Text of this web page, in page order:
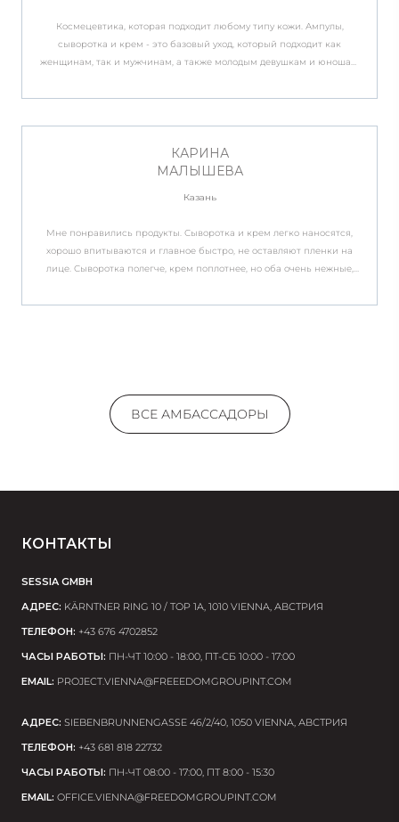
Космецевтика, которая подходит любому типу кожи. Ампулы,
сыворотка и крем - это базовый уход, который подходит как
женщинам, так и мужчинам, а также молодым девушкам и юношам.
кожи, а также на активное увлажнение и питание. Особенно это
нуждается в постоянной защите. Все средства имеют комфортную
текстуру и хорошо впитываются, не оставляя липкого слоя.
реактивной кожи.
КАРИНА
МАЛЫШЕВА
Казань
Мне понравились продукты. Сыворотка и крем легко наносятся,
хорошо впитываются и главное быстро, не оставляют пленки на
лице. Сыворотка полегче, крем поплотнее, но оба очень нежные,
увлажняют, состояние кожи заметно улучшилась.
ВСЕ АМБАССАДОРЫ
КОНТАКТЫ
SESSIA GMBH
АДРЕС: KÄRNTNER RING 10 / TOP 1A, 1010 VIENNA, АВСТРИЯ
ТЕЛЕФОН: +43 676 4702852
ЧАСЫ РАБОТЫ: ПН-ЧТ 10:00 - 18:00, ПТ-СБ 10:00 - 17:00
EMAIL: PROJECT.VIENNA@FREEEDOMGROUPINT.COM
АДРЕС: SIEBENBRUNNENGASSE 46/2/40, 1050 VIENNA, АВСТРИЯ
ТЕЛЕФОН: +43 681 818 22732
ЧАСЫ РАБОТЫ: ПН-ЧТ 08:00 - 17:00, ПТ 8:00 - 15:30
EMAIL: OFFICE.VIENNA@FREEDOMGROUPINT.COM